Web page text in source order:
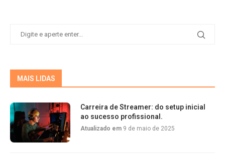
MAIS LIDAS
Carreira de Streamer: do setup inicial
ao sucesso profissional.
Atualizado em 9 de maio de 2025